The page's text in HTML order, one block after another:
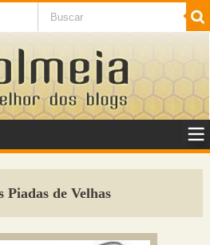
SaÃºde
Piadas de Velhas